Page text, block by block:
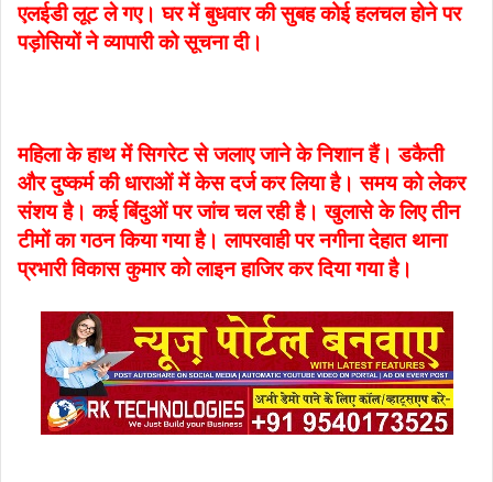
एलईडी लूट ले गए। घर में बुधवार की सुबह कोई हलचल होने पर
पड़ोसियों ने व्यापारी को सूचना दी।
महिला के हाथ में सिगरेट से जलाए जाने के निशान हैं। डकैती
और दुष्कर्म की धाराओं में केस दर्ज कर लिया है। समय को लेकर
संशय है। कई बिंदुओं पर जांच चल रही है। खुलासे के लिए तीन
टीमों का गठन किया गया है। लापरवाही पर नगीना देहात थाना
प्रभारी विकास कुमार को लाइन हाजिर कर दिया गया है।